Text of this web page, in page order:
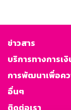
ข่าวสาร
บริการทางการเงิ
การพัฒนาเพื่อค
อื่นๆ